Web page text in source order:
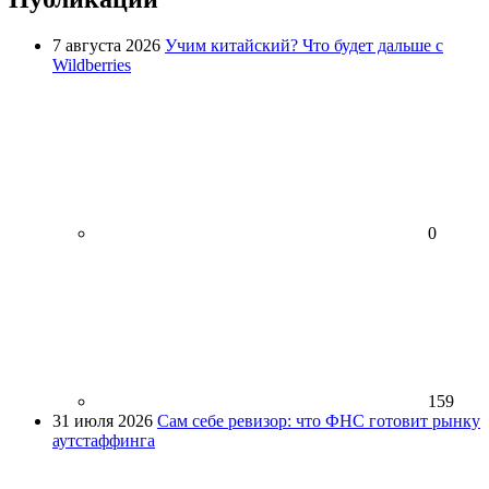
7 августа 2026 Учим китайский? Что будет дальше с
Wildberries
0
159
31 июля 2026 Сам себе ревизор: что ФНС готовит рынку
аутстаффинга